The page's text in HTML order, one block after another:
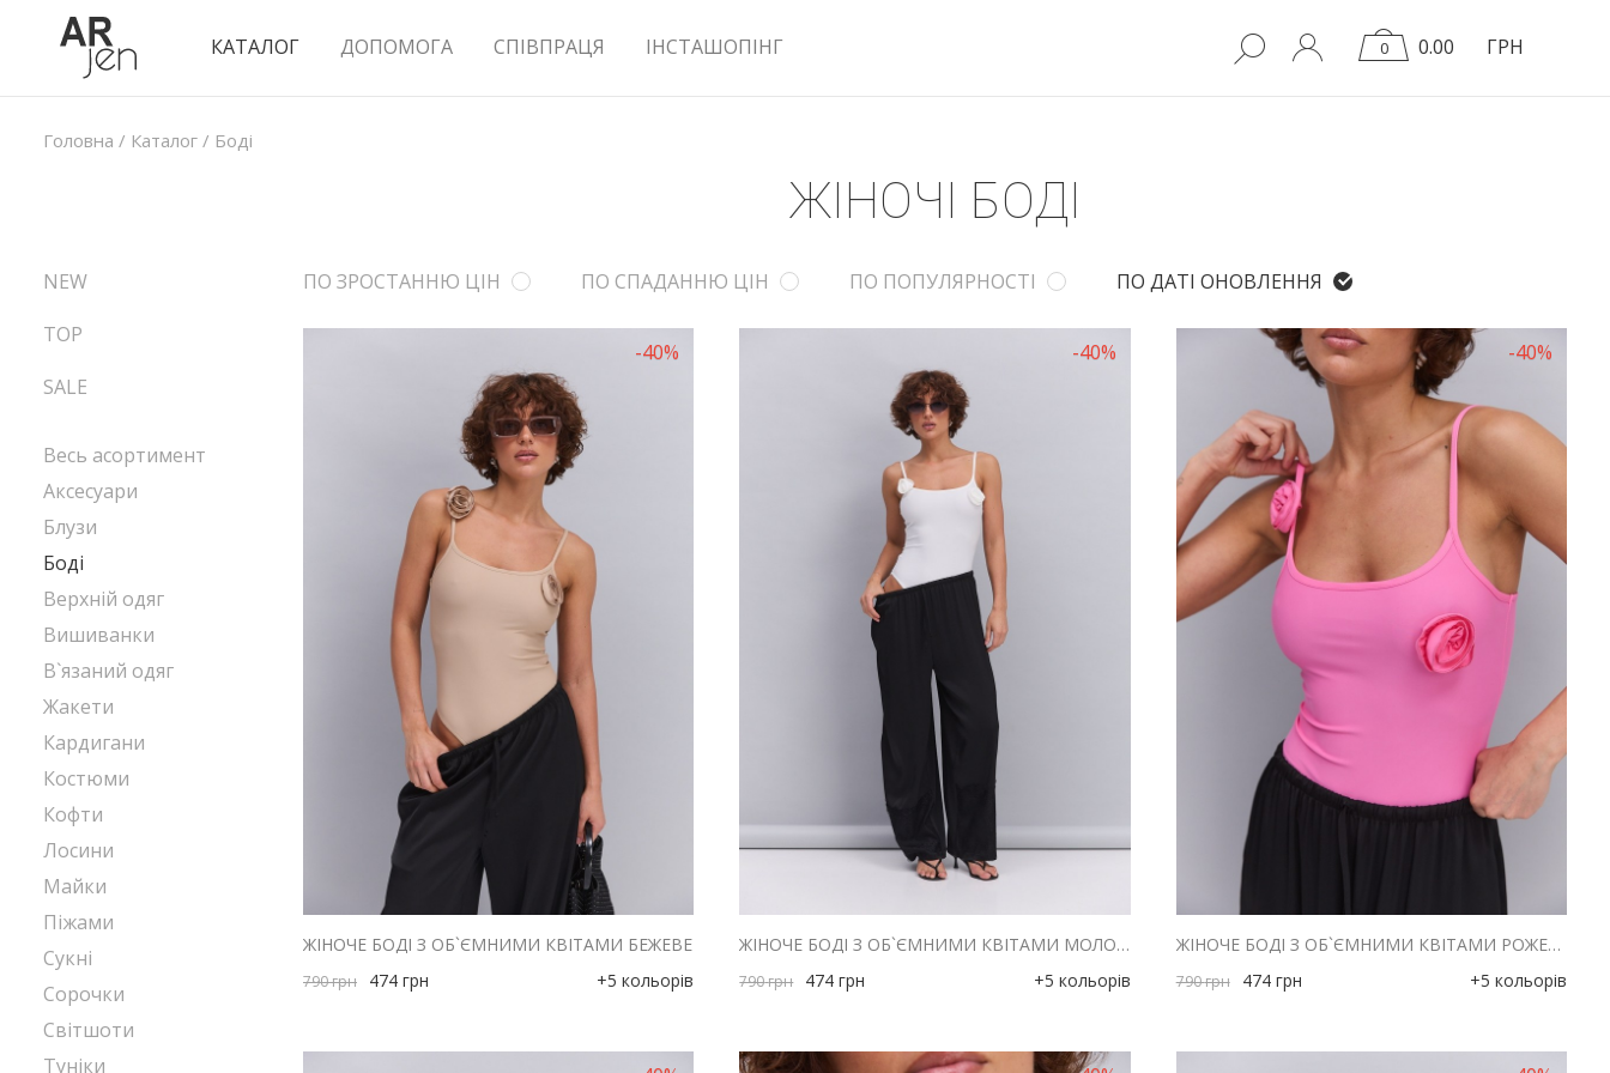
КАТАЛОГ ДОПОМОГА СПІВПРАЦЯ ІНСТАШОПІНГ 0 0.00 ГРН
Головна / Каталог / Боді
ЖІНОЧІ БОДІ
ПО ЗРОСТАННЮ ЦІН ПО СПАДАННЮ ЦІН ПО ПОПУЛЯРНОСТІ ПО ДАТІ ОНОВЛЕННЯ
-40%
ЖІНОЧЕ БОДІ З ОБ`ЄМНИМИ КВІТАМИ БЕЖЕВЕ
790грн 474 грн +5 кольорів
-40%
ЖІНОЧЕ БОДІ З ОБ`ЄМНИМИ КВІТАМИ МОЛОЧНЕ
790грн 474 грн +5 кольорів
-40%
ЖІНОЧЕ БОДІ З ОБ`ЄМНИМИ КВІТАМИ РОЖЕВЕ
790грн 474 грн +5 кольорів
NEW
TOP
SALE
Весь асортимент
Аксесуари
Блузи
Боді
Верхній одяг
Вишиванки
В`язаний одяг
Жакети
Кардигани
Костюми
Кофти
Лосини
Майки
Піжами
Сукні
Сорочки
Світшоти
Туніки